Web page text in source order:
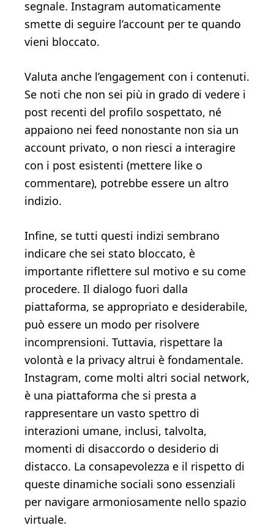
segnale. Instagram automaticamente
smette di seguire l’account per te quando
vieni bloccato.
Valuta anche l’engagement con i contenuti.
Se noti che non sei più in grado di vedere i
post recenti del profilo sospettato, né
appaiono nei feed nonostante non sia un
account privato, o non riesci a interagire
con i post esistenti (mettere like o
commentare), potrebbe essere un altro
indizio.
Infine, se tutti questi indizi sembrano
indicare che sei stato bloccato, è
importante riflettere sul motivo e su come
procedere. Il dialogo fuori dalla
piattaforma, se appropriato e desiderabile,
può essere un modo per risolvere
incomprensioni. Tuttavia, rispettare la
volontà e la privacy altrui è fondamentale.
Instagram, come molti altri social network,
è una piattaforma che si presta a
rappresentare un vasto spettro di
interazioni umane, inclusi, talvolta,
momenti di disaccordo o desiderio di
distacco. La consapevolezza e il rispetto di
queste dinamiche sociali sono essenziali
per navigare armoniosamente nello spazio
virtuale.